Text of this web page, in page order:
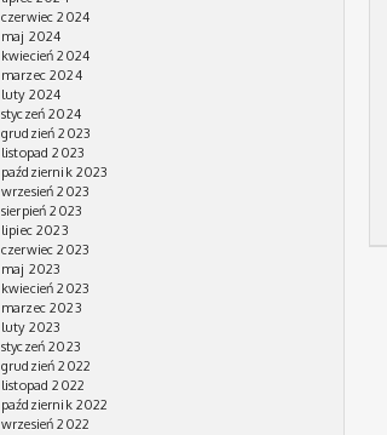
czerwiec 2024
maj 2024
kwiecień 2024
marzec 2024
luty 2024
styczeń 2024
grudzień 2023
listopad 2023
październik 2023
wrzesień 2023
sierpień 2023
lipiec 2023
czerwiec 2023
maj 2023
kwiecień 2023
marzec 2023
luty 2023
styczeń 2023
grudzień 2022
listopad 2022
październik 2022
wrzesień 2022